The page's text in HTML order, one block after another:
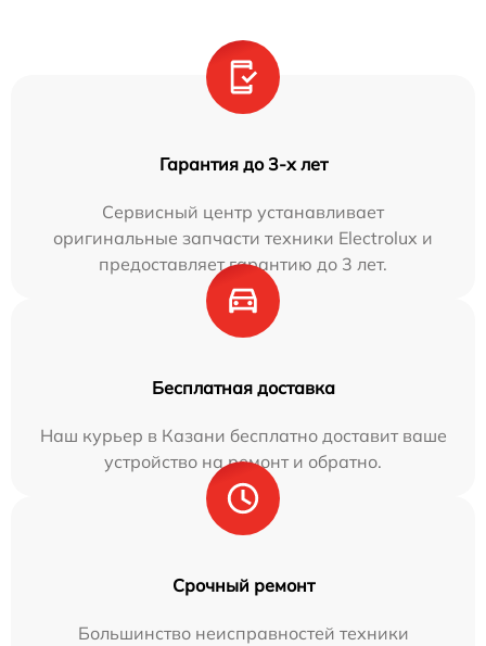
Гарантия до 3-х лет
Сервисный центр устанавливает
оригинальные запчасти техники Electrolux и
предоставляет гарантию до 3 лет.
Бесплатная доставка
Наш курьер в Казани бесплатно доставит ваше
устройство на ремонт и обратно.
Срочный ремонт
Большинство неисправностей техники